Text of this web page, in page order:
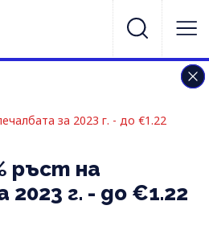
за 2023 г. - до €1.22
ръст на
2023 г. - до €1.22